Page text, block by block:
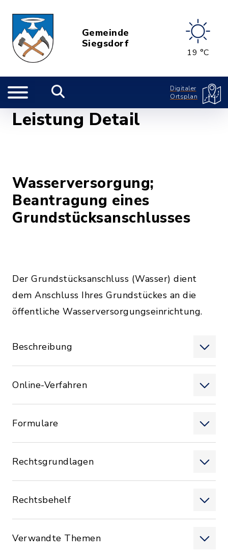
Gemeinde
Siegsdorf
19 °C
Digitaler
Ortsplan
Leistung Detail
Wasserversorgung;
Beantragung eines
Grundstücksanschlusses
Der Grundstücksanschluss (Wasser) dient
dem Anschluss Ihres Grundstückes an die
öffentliche Wasserversorgungseinrichtung.
Beschreibung
Online-Verfahren
Formulare
Rechtsgrundlagen
Rechtsbehelf
Verwandte Themen